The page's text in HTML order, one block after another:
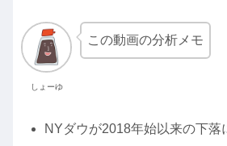
しょーゆ
この動画の分析メモ
NYダウが2018年始以来の下落